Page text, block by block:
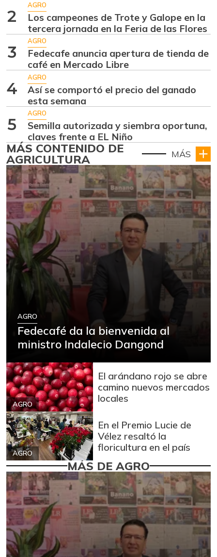
2
AGRO
Los campeones de Trote y Galope en la
tercera jornada en la Feria de las Flores
3
AGRO
Fedecafe anuncia apertura de tienda de
café en Mercado Libre
4
AGRO
Así se comportó el precio del ganado
esta semana
5
AGRO
Semilla autorizada y siembra oportuna,
claves frente a EL Niño
MÁS CONTENIDO DE
AGRICULTURA MÁS
AGRO
Fedecafé da la bienvenida al
ministro Indalecio Dangond
AGRO
El arándano rojo se abre
camino nuevos mercados
locales
AGRO
En el Premio Lucie de
Vélez resaltó la
floricultura en el país
MÁS DE AGRO